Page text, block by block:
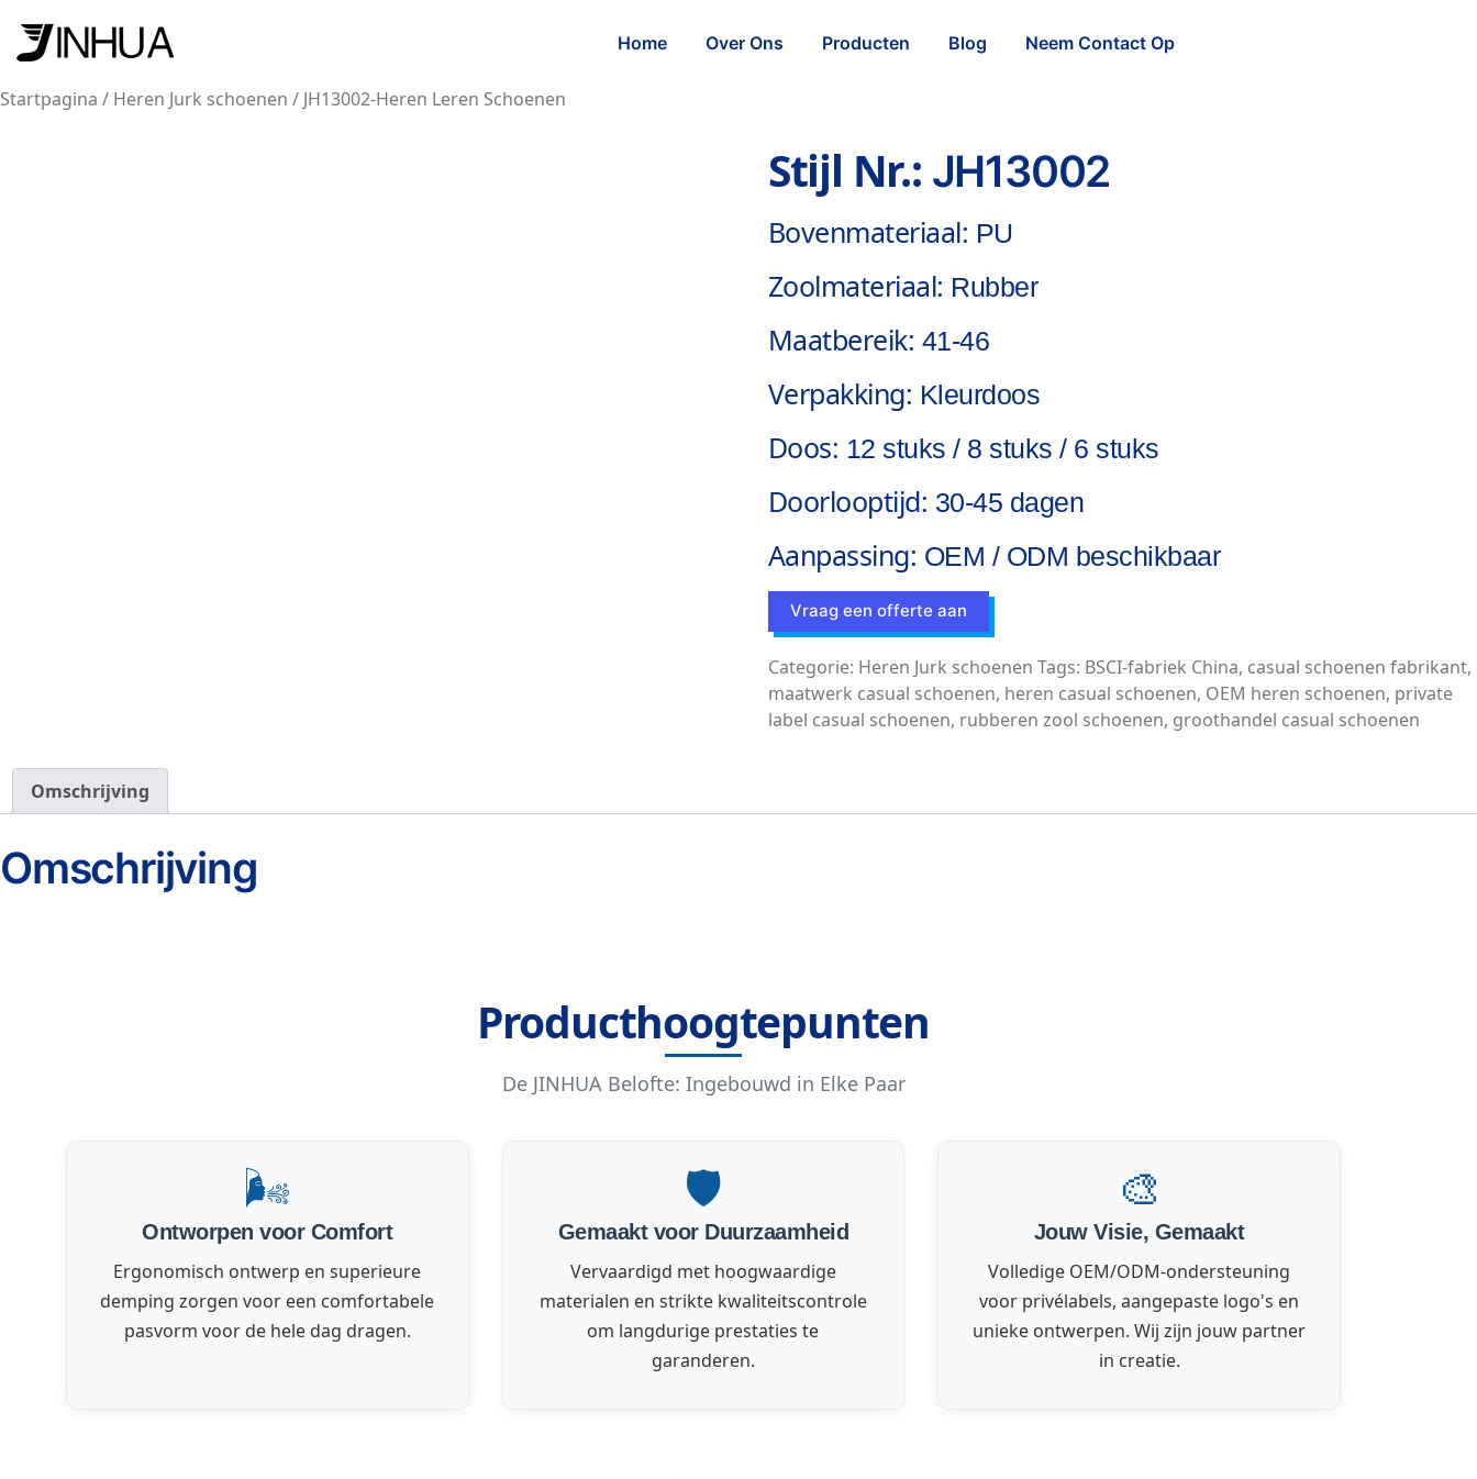
Home Over Ons Producten Blog Neem Contact Op
Startpagina / Heren Jurk schoenen / JH13002-Heren Leren Schoenen
Stijl Nr.: JH13002
Bovenmateriaal: PU
Zoolmateriaal: Rubber
Maatbereik: 41-46
Verpakking: Kleurdoos
Doos: 12 stuks / 8 stuks / 6 stuks
Doorlooptijd: 30-45 dagen
Aanpassing: OEM / ODM beschikbaar
Vraag een offerte aan
Categorie: Heren Jurk schoenen Tags: BSCI-fabriek China, casual schoenen fabrikant,
maatwerk casual schoenen, heren casual schoenen, OEM heren schoenen, private
label casual schoenen, rubberen zool schoenen, groothandel casual schoenen
Omschrijving
Omschrijving
Producthoogtepunten
De JINHUA Belofte: Ingebouwd in Elke Paar
🌬️
Ontworpen voor Comfort
Ergonomisch ontwerp en superieure
demping zorgen voor een comfortabele
pasvorm voor de hele dag dragen.
🛡️
Gemaakt voor Duurzaamheid
Vervaardigd met hoogwaardige
materialen en strikte kwaliteitscontrole
om langdurige prestaties te
garanderen.
🎨
Jouw Visie, Gemaakt
Volledige OEM/ODM-ondersteuning
voor privélabels, aangepaste logo's en
unieke ontwerpen. Wij zijn jouw partner
in creatie.